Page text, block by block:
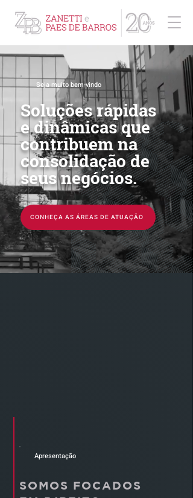
Seja muito bem-vindo
Soluções rápidas
e dinâmicas que
contribuem na
consolidação de
seus negócios.
CONHEÇA AS ÁREAS DE ATUAÇÃO
Apresentação
SOMOS FOCADOS